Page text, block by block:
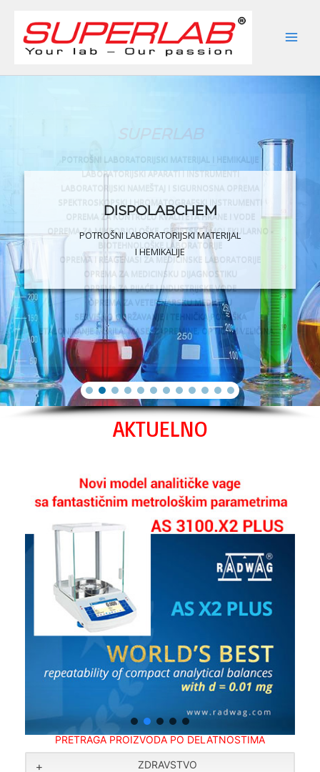
content
DISPOLABCHEM
POTROŠNI LABORATORIJSKI MATERIJAL
I HEMIKALIJE
AKTUELNO
PRETRAGA PROIZVODA PO DELATNOSTIMA
ZDRAVSTVO